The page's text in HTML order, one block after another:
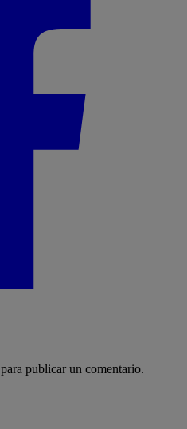
para publicar un comentario.